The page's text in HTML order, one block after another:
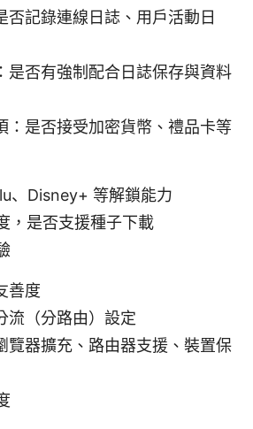
否記錄連線日誌、用戶活動日
是否有強制配合日誌保存與資料
：是否接受加密貨幣、禮品卡等
、Disney+ 等解鎖能力
，是否支援種子下載
善度
流（分路由）設定
覽器擴充、路由器支援、裝置保